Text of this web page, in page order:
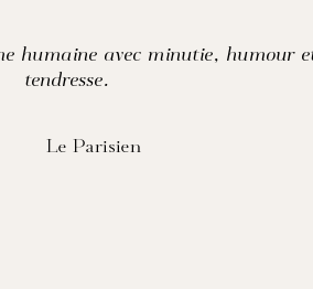
humaine avec minutie, humour
tendresse.
Le Parisien